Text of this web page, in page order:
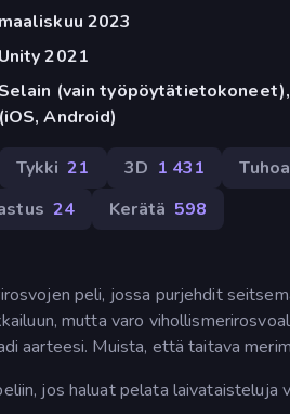
maaliskuu 2023
Unity 2021
Selain (vain
(iOS, Android)
Tykki 21 3D 1 431 Tuhoa
24 Kerätä 598
peli, jossa purjehdit
mutta varo
aarteesi. Muista, että taitava
jos haluat pelata laivataisteluja